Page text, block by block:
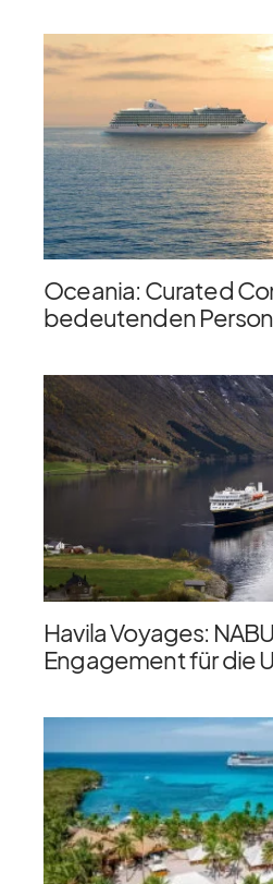
Oceania: Curated
bedeutenden
Havila Voyages:
Engagement für die